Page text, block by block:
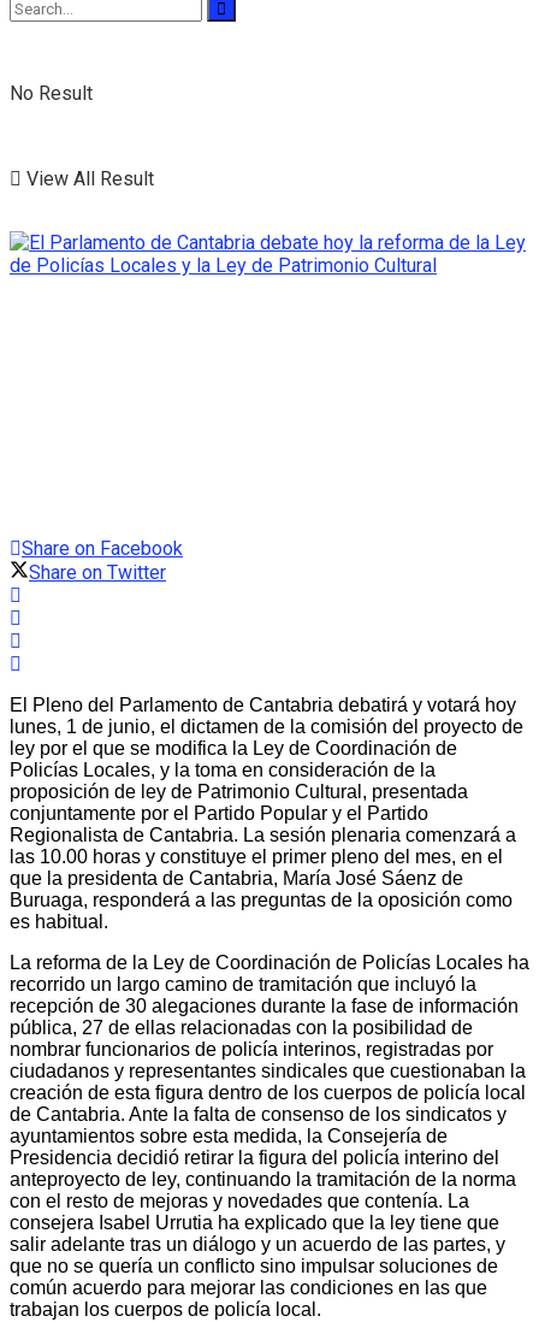
No Result
View All Result
Share on Facebook
Share on Twitter
El Pleno del Parlamento de Cantabria debatirá y votará hoy
lunes, 1 de junio, el dictamen de la comisión del proyecto de
ley por el que se modifica la Ley de Coordinación de
Policías Locales, y la toma en consideración de la
proposición de ley de Patrimonio Cultural, presentada
conjuntamente por el Partido Popular y el Partido
Regionalista de Cantabria. La sesión plenaria comenzará a
las 10.00 horas y constituye el primer pleno del mes, en el
que la presidenta de Cantabria, María José Sáenz de
Buruaga, responderá a las preguntas de la oposición como
es habitual.
La reforma de la Ley de Coordinación de Policías Locales ha
recorrido un largo camino de tramitación que incluyó la
recepción de 30 alegaciones durante la fase de información
pública, 27 de ellas relacionadas con la posibilidad de
nombrar funcionarios de policía interinos, registradas por
ciudadanos y representantes sindicales que cuestionaban la
creación de esta figura dentro de los cuerpos de policía local
de Cantabria. Ante la falta de consenso de los sindicatos y
ayuntamientos sobre esta medida, la Consejería de
Presidencia decidió retirar la figura del policía interino del
anteproyecto de ley, continuando la tramitación de la norma
con el resto de mejoras y novedades que contenía. La
consejera Isabel Urrutia ha explicado que la ley tiene que
salir adelante tras un diálogo y un acuerdo de las partes, y
que no se quería un conflicto sino impulsar soluciones de
común acuerdo para mejorar las condiciones en las que
trabajan los cuerpos de policía local.